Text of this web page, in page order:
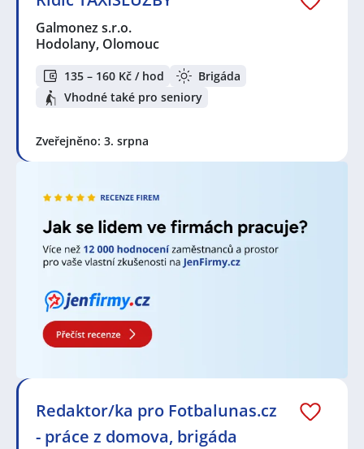
Zvyšte si šanci v nalezení nového uplatnění!
si účet na JenPráce.cza pravidelně na Váš email
včetně námi doporučovaných.
filtrace:
Gastro KOJO s.r.o.
IPS Management s.r.o.,
Consult Group s.r.o., Kaufland Česká republika v.o.s.
ARAMARK, s.r.o.,Rodina Koláčkova s.r.o.
Seznam lokalit v zobrazených inzerátech:
Olomouc
Šumperk,Otrokovice,
Galmonez s.r.o.
Hodolany, Olomouc
135 – 160 Kč / hod
Brigáda
Vhodné také pro seniory
Zveřejněno: 3. srpna
Redaktor/ka pro Fotbalunas.cz
- práce z domova, brigáda